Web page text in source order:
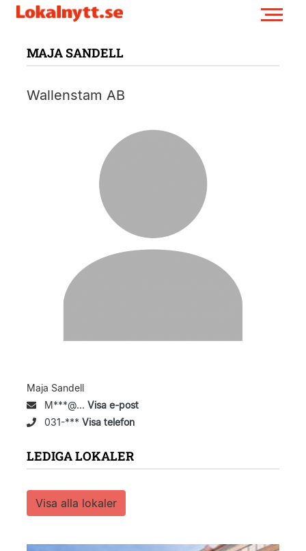
MAJA SANDELL
Wallenstam AB
Maja Sandell
M***@... Visa e-post
031-*** Visa telefon
LEDIGA LOKALER
Visa alla lokaler